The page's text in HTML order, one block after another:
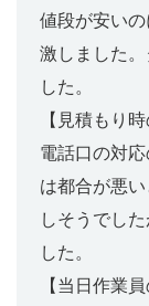
値段が安い
激しました
した。
【見積もり時
電話口の対
は都合が悪
しそうでし
した。
【当日作業員